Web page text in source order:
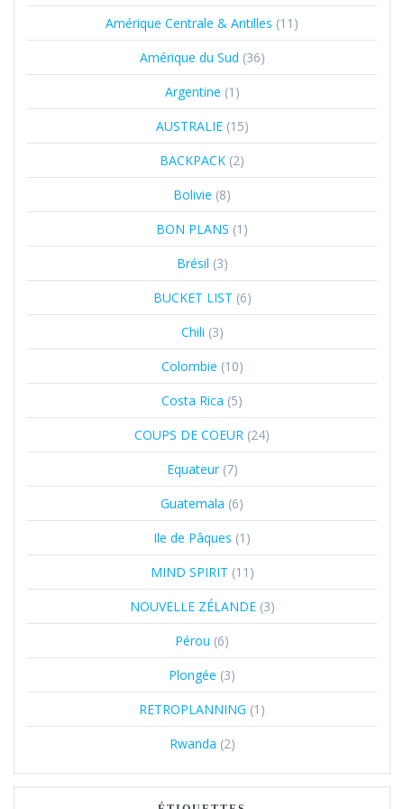
Amérique Centrale & Antilles (11)
Amérique du Sud (36)
Argentine (1)
AUSTRALIE(15)
BACKPACK (2)
Bolivie (8)
BON PLANS (1)
Brésil (3)
BUCKET LIST (6)
Chili (3)
Colombie (10)
Costa Rica (5)
COUPS DE COEUR (24)
Equateur(7)
Guatemala (6)
Ile de Pâques (1)
MIND SPIRIT (11)
NOUVELLE ZÉLANDE(3)
Pérou (6)
Plongée (3)
RETROPLANNING (1)
Rwanda (2)